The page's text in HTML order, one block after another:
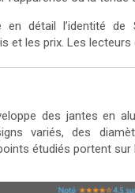
en détail l’identité
et les prix. Les lecteurs
des jantes en
variés, des
étudiés portent